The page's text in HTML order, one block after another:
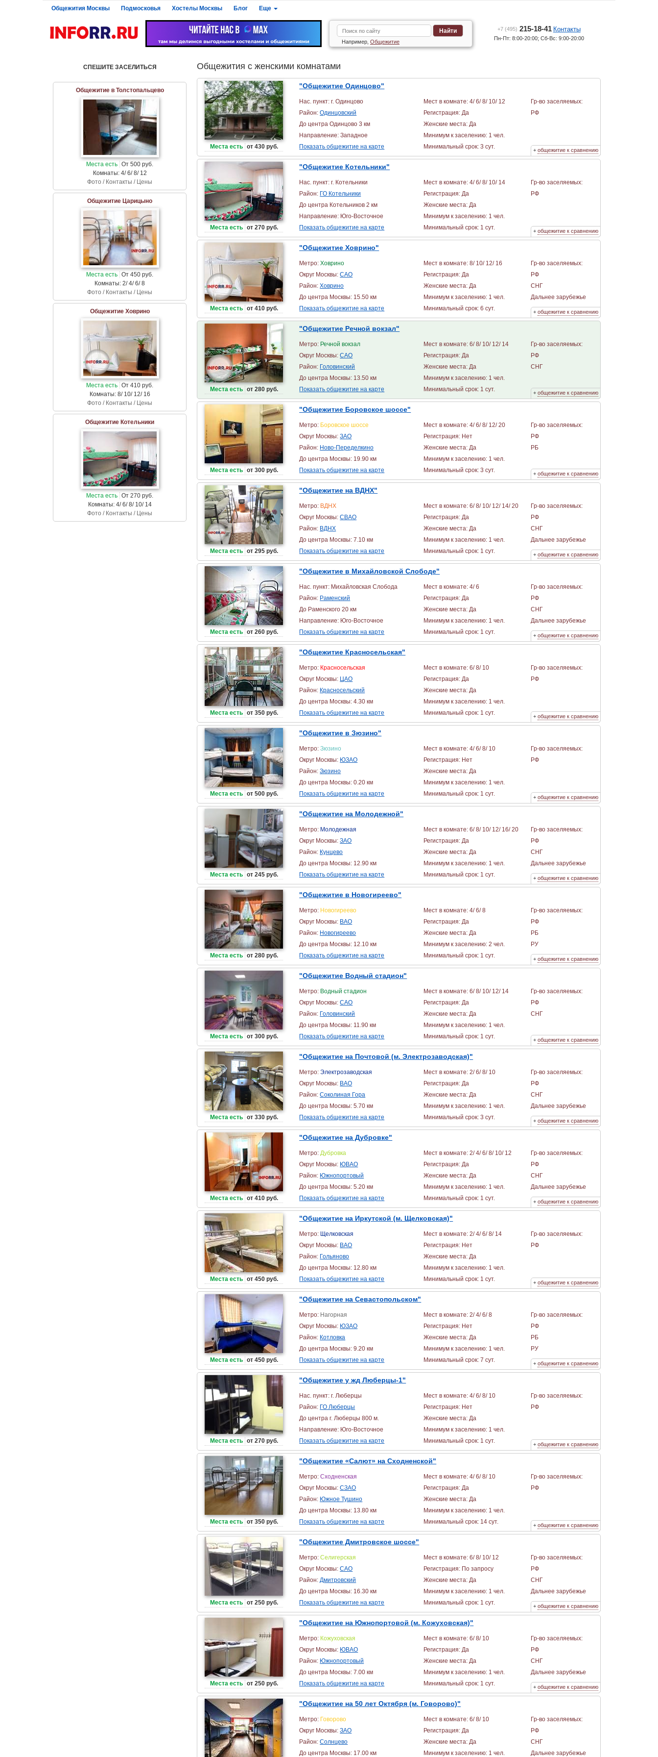
Общежития Москвы Подмосковья Хостелы Москвы Блог Еще
Найти
Например, Общежитие
+7 (495) 215-18-41 Контакты
Пн-Пт: 8:00-20:00; Сб-Вс: 9:00-20:00
СПЕШИТЕ ЗАСЕЛИТЬСЯ
Общежитие в Толстопальцево
Места есть От 500 руб.
Комнаты: 4/ 6/ 8/ 12
Фото / Контакты / Цены
Общежитие Царицыно
Места есть От 450 руб.
Комнаты: 2/ 4/ 6/ 8
Фото / Контакты / Цены
Общежитие Ховрино
Места есть От 410 руб.
Комнаты: 8/ 10/ 12/ 16
Фото / Контакты / Цены
Общежитие Котельники
Места есть От 270 руб.
Комнаты: 4/ 6/ 8/ 10/ 14
Фото / Контакты / Цены
Общежития с женскими комнатами
"Общежитие Одинцово"
Места есть от 430 руб.
Нас. пункт: г. Одинцово
Район:Одинцовский
До центра Одинцово 3 км
Направление: Западное
Показать общежитие на карте
Мест в комнате: 4/ 6/ 8/ 10/ 12
Регистрация: Да
Женские места: Да
Минимум к заселению: 1 чел.
Минимальный срок: 3 сут.
Гр-во заселяемых:
РФ
+ общежитие к сравнению
"Общежитие Котельники"
Места есть от 270 руб.
Нас. пункт: г. Котельники
Район: ГО Котельники
До центра Котельников 2 км
Направление: Юго-Восточное
Показать общежитие на карте
Мест в комнате: 4/ 6/ 8/ 10/ 14
Регистрация: Да
Женские места: Да
Минимум к заселению: 1 чел.
Минимальный срок: 1 сут.
Гр-во заселяемых:
РФ
+ общежитие к сравнению
"Общежитие Ховрино"
Места есть от 410 руб.
Метро:Ховрино
Округ Москвы:САО
Район:Ховрино
До центра Москвы: 15.50 км
Показать общежитие на карте
Мест в комнате: 8/ 10/ 12/ 16
Регистрация: Да
Женские места: Да
Минимум к заселению: 1 чел.
Минимальный срок: 6 сут.
Гр-во заселяемых:
РФ
СНГ
Дальнее зарубежье
+ общежитие к сравнению
"Общежитие Речной вокзал"
Места есть от 280 руб.
Метро: Речной вокзал
Округ Москвы:САО
Район: Головинский
До центра Москвы: 13.50 км
Показать общежитие на карте
Мест в комнате: 6/ 8/ 10/ 12/ 14
Регистрация: Да
Женские места: Да
Минимум к заселению: 1 чел.
Минимальный срок: 1 сут.
Гр-во заселяемых:
РФ
СНГ
+ общежитие к сравнению
"Общежитие Боровское шоссе"
Места есть от 300 руб.
Метро: Боровское шоссе
Округ Москвы:ЗАО
Район: Ново-Переделкино
До центра Москвы: 19.90 км
Показать общежитие на карте
Мест в комнате: 4/ 6/ 8/ 12/ 20
Регистрация: Нет
Женские места: Да
Минимум к заселению: 1 чел.
Минимальный срок: 3 сут.
Гр-во заселяемых:
РФ
РБ
+ общежитие к сравнению
"Общежитие на ВДНХ"
Места есть от 295 руб.
Метро: ВДНХ
Округ Москвы:СВАО
Район: ВДНХ
До центра Москвы: 7.10 км
Показать общежитие на карте
Мест в комнате: 6/ 8/ 10/ 12/ 14/ 20
Регистрация: Да
Женские места: Да
Минимум к заселению: 1 чел.
Минимальный срок: 1 сут.
Гр-во заселяемых:
РФ
СНГ
Дальнее зарубежье
+ общежитие к сравнению
"Общежитие в Михайловской Слободе"
Места есть от 260 руб.
Нас. пункт: Михайловская Слобода
Район: Раменский
До Раменского 20 км
Направление: Юго-Восточное
Показать общежитие на карте
Мест в комнате: 4/ 6
Регистрация: Да
Женские места: Да
Минимум к заселению: 1 чел.
Минимальный срок: 1 сут.
Гр-во заселяемых:
РФ
СНГ
Дальнее зарубежье
+ общежитие к сравнению
"Общежитие Красносельская"
Места есть от 350 руб.
Метро: Красносельская
Округ Москвы: ЦАО
Район: Красносельский
До центра Москвы: 4.30 км
Показать общежитие на карте
Мест в комнате: 6/ 8/ 10
Регистрация: Да
Женские места: Да
Минимум к заселению: 1 чел.
Минимальный срок: 1 сут.
Гр-во заселяемых:
РФ
+ общежитие к сравнению
"Общежитие в Зюзино"
Места есть от 500 руб.
Метро:Зюзино
Округ Москвы: ЮЗАО
Район:Зюзино
До центра Москвы: 0.20 км
Показать общежитие на карте
Мест в комнате: 4/ 6/ 8/ 10
Регистрация: Нет
Женские места: Да
Минимум к заселению: 1 чел.
Минимальный срок: 1 сут.
Гр-во заселяемых:
РФ
+ общежитие к сравнению
"Общежитие на Молодежной"
Места есть от 245 руб.
Метро: Молодежная
Округ Москвы:ЗАО
Район: Кунцево
До центра Москвы: 12.90 км
Показать общежитие на карте
Мест в комнате: 6/ 8/ 10/ 12/ 16/ 20
Регистрация: Да
Женские места: Да
Минимум к заселению: 1 чел.
Минимальный срок: 1 сут.
Гр-во заселяемых:
РФ
СНГ
Дальнее зарубежье
+ общежитие к сравнению
"Общежитие в Новогиреево"
Места есть от 280 руб.
Метро: Новогиреево
Округ Москвы: ВАО
Район: Новогиреево
До центра Москвы: 12.10 км
Показать общежитие на карте
Мест в комнате: 4/ 6/ 8
Регистрация: Да
Женские места: Да
Минимум к заселению: 2 чел.
Минимальный срок: 1 сут.
Гр-во заселяемых:
РФ
РБ
РУ
+ общежитие к сравнению
"Общежитие Водный стадион"
Места есть от 300 руб.
Метро: Водный стадион
Округ Москвы:САО
Район: Головинский
До центра Москвы: 11.90 км
Показать общежитие на карте
Мест в комнате: 6/ 8/ 10/ 12/ 14
Регистрация: Да
Женские места: Да
Минимум к заселению: 1 чел.
Минимальный срок: 1 сут.
Гр-во заселяемых:
РФ
СНГ
+ общежитие к сравнению
"Общежитие на Почтовой (м. Электрозаводская)"
Места есть от 330 руб.
Метро:Электрозаводская
Округ Москвы: ВАО
Район:Соколиная Гора
До центра Москвы: 5.70 км
Показать общежитие на карте
Мест в комнате: 2/ 6/ 8/ 10
Регистрация: Да
Женские места: Да
Минимум к заселению: 1 чел.
Минимальный срок: 3 сут.
Гр-во заселяемых:
РФ
СНГ
Дальнее зарубежье
+ общежитие к сравнению
"Общежитие на Дубровке"
Места есть от 410 руб.
Метро:Дубровка
Округ Москвы: ЮВАО
Район: Южнопортовый
До центра Москвы: 5.20 км
Показать общежитие на карте
Мест в комнате: 2/ 4/ 6/ 8/ 10/ 12
Регистрация: Да
Женские места: Да
Минимум к заселению: 1 чел.
Минимальный срок: 1 сут.
Гр-во заселяемых:
РФ
СНГ
Дальнее зарубежье
+ общежитие к сравнению
"Общежитие на Иркутской (м. Щелковская)"
Места есть от 450 руб.
Метро: Щелковская
Округ Москвы: ВАО
Район: Гольяново
До центра Москвы: 12.80 км
Показать общежитие на карте
Мест в комнате: 2/ 4/ 6/ 8/ 14
Регистрация: Нет
Женские места: Да
Минимум к заселению: 1 чел.
Минимальный срок: 1 сут.
Гр-во заселяемых:
РФ
+ общежитие к сравнению
"Общежитие на Севастопольском"
Места есть от 450 руб.
Метро: Нагорная
Округ Москвы: ЮЗАО
Район: Котловка
До центра Москвы: 9.20 км
Показать общежитие на карте
Мест в комнате: 2/ 4/ 6/ 8
Регистрация: Нет
Женские места: Да
Минимум к заселению: 1 чел.
Минимальный срок: 7 сут.
Гр-во заселяемых:
РФ
РБ
РУ
+ общежитие к сравнению
"Общежитие у жд Люберцы-1"
Места есть от 270 руб.
Нас. пункт: г. Люберцы
Район: ГО Люберцы
До центра г. Люберцы 800 м.
Направление: Юго-Восточное
Показать общежитие на карте
Мест в комнате: 4/ 6/ 8/ 10
Регистрация: Нет
Женские места: Да
Минимум к заселению: 1 чел.
Минимальный срок: 1 сут.
Гр-во заселяемых:
РФ
+ общежитие к сравнению
"Общежитие «Салют» на Сходненской"
Места есть от 350 руб.
Метро:Сходненская
Округ Москвы:СЗАО
Район: Южное Тушино
До центра Москвы: 13.80 км
Показать общежитие на карте
Мест в комнате: 4/ 6/ 8/ 10
Регистрация: Да
Женские места: Да
Минимум к заселению: 1 чел.
Минимальный срок: 14 сут.
Гр-во заселяемых:
РФ
+ общежитие к сравнению
"Общежитие Дмитровское шоссе"
Места есть от 250 руб.
Метро:Селигерская
Округ Москвы:САО
Район:Дмитровский
До центра Москвы: 16.30 км
Показать общежитие на карте
Мест в комнате: 6/ 8/ 10/ 12
Регистрация: По запросу
Женские места: Да
Минимум к заселению: 1 чел.
Минимальный срок: 1 сут.
Гр-во заселяемых:
РФ
СНГ
Дальнее зарубежье
+ общежитие к сравнению
"Общежитие на Южнопортовой (м. Кожуховская)"
Места есть от 250 руб.
Метро: Кожуховская
Округ Москвы: ЮВАО
Район: Южнопортовый
До центра Москвы: 7.00 км
Показать общежитие на карте
Мест в комнате: 6/ 8/ 10
Регистрация: Да
Женские места: Да
Минимум к заселению: 1 чел.
Минимальный срок: 1 сут.
Гр-во заселяемых:
РФ
СНГ
Дальнее зарубежье
+ общежитие к сравнению
"Общежитие на 50 лет Октября (м. Говорово)"
Метро: Говорово
Округ Москвы:ЗАО
Район:Солнцево
До центра Москвы: 17.00 км
Мест в комнате: 6/ 8/ 10
Регистрация: Да
Женские места: Да
Минимум к заселению: 1 чел.
Гр-во заселяемых:
РФ
СНГ
Дальнее зарубежье